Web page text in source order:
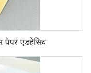
पेपर एडहेसिव